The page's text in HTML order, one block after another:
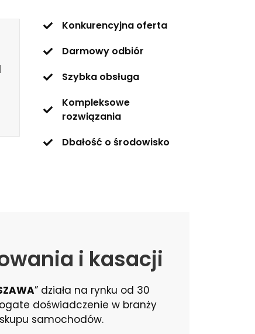
Konkurencyjna oferta
Darmowy odbiór
Szybka obsługa
Kompleksowe
rozwiązania
Dbałość o środowisko
i kasacji
” działa na rynku od 30
doświadczenie w branży
samochodów.